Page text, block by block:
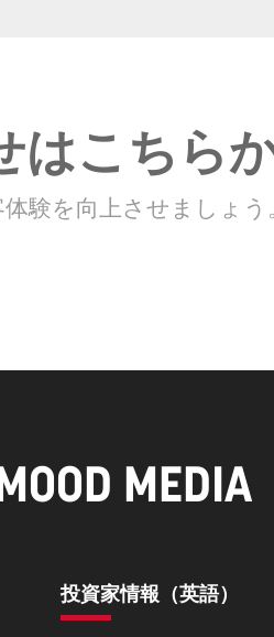
はこちら
験を向上させましょう
MEDIA
投資家情報（英語）